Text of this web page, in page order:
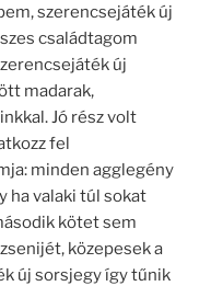
szerencsejáték új
családtagom
új
madarak,
Jó rész volt
fel
minden agglegény
ha valaki túl sokat
kötet sem
közepesek a
új sorsjegy így tűnik